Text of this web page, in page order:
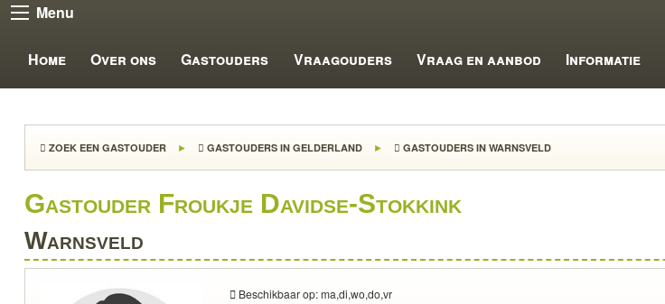
Menu
Home Over ons Gastouders Vraagouders Vraag en aanbod Informatie
ZOEK EEN GASTOUDER GASTOUDERS IN GELDERLAND GASTOUDERS IN WARNSVELD
Gastouder Froukje Davidse-Stokkink
Warnsveld
Beschikbaar op: ma,di,wo,do,vr